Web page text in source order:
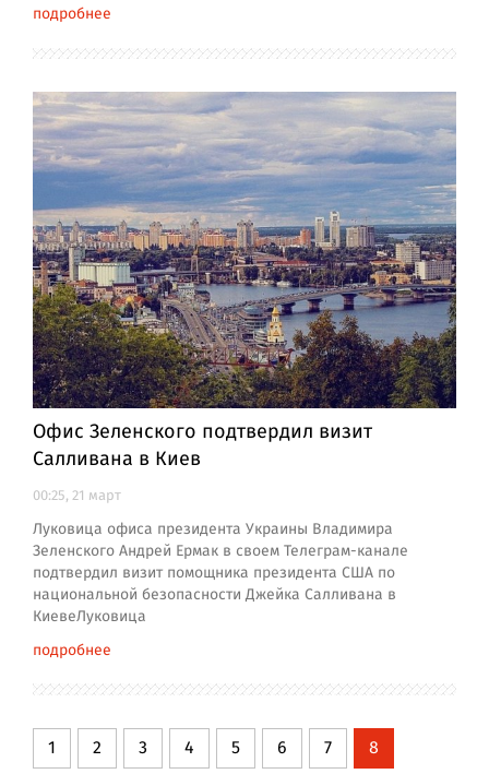
подробнее
Офис Зеленского подтвердил визит
Салливана в Киев
00:25, 21 март
Луковица офиса президента Украины Владимира
Зеленского Андрей Ермак в своем Телеграм-канале
подтвердил визит помощника президента США по
национальной безопасности Джейка Салливана в
КиевеЛуковица
подробнее
1 2 3 4 5 6 7 8